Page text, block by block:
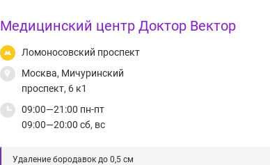
Медицинский центр Доктор Вектор
Ломоносовский проспект
Москва, Мичуринский
проспект, 6 к1
09:00—21:00 пн-пт
09:00—20:00 сб, вс
Удаление бородавок до 0,5 см